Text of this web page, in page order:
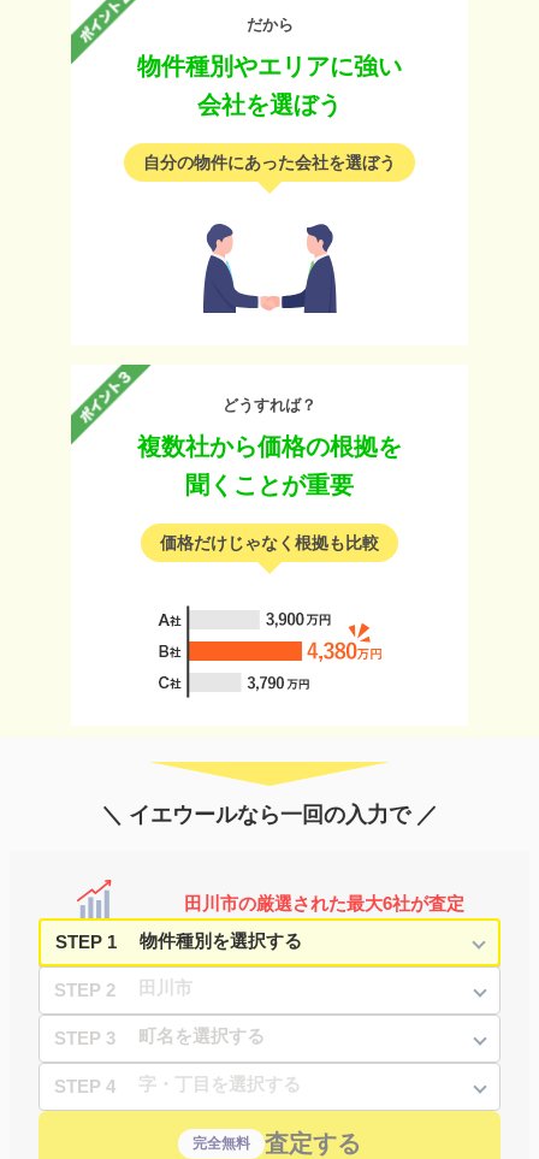
だから
物件種別やエリアに強い
会社を選ぼう
自分の物件にあった会社を選ぼう
どうすれば？
複数社から価格の根拠を
聞くことが重要
価格だけじゃなく根拠も比較
＼ イエウールなら一回の入力で ／
田川市の厳選された最大6社が査定
STEP 1
STEP 2
STEP 3
STEP 4
完全無料 査定する